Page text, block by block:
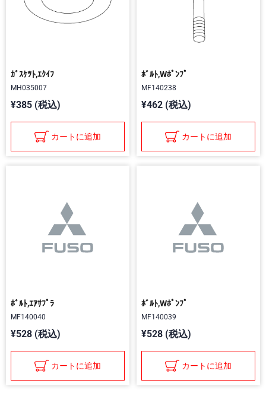
ｶﾞｽｹﾂﾄ,ｴｸｲﾌ
MH035007
¥385 (税込)
カートに追加
ﾎﾞﾙﾄ,Wﾎﾟﾝﾌﾟ
MF140238
¥462 (税込)
カートに追加
ﾎﾞﾙﾄ,ｴｱｻﾌﾟﾗ
MF140040
¥528 (税込)
カートに追加
ﾎﾞﾙﾄ,Wﾎﾟﾝﾌﾟ
MF140039
¥528 (税込)
カートに追加